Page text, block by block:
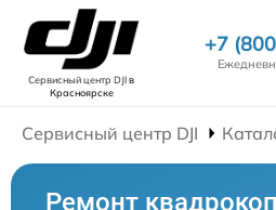
Сервисный центр DJIв
Красноярске
+7
Сервисный центр DJI
Ремонт